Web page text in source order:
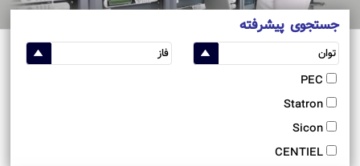
جستجوی پیشرفته
PEC
Statron
Sicon
CENTIEL